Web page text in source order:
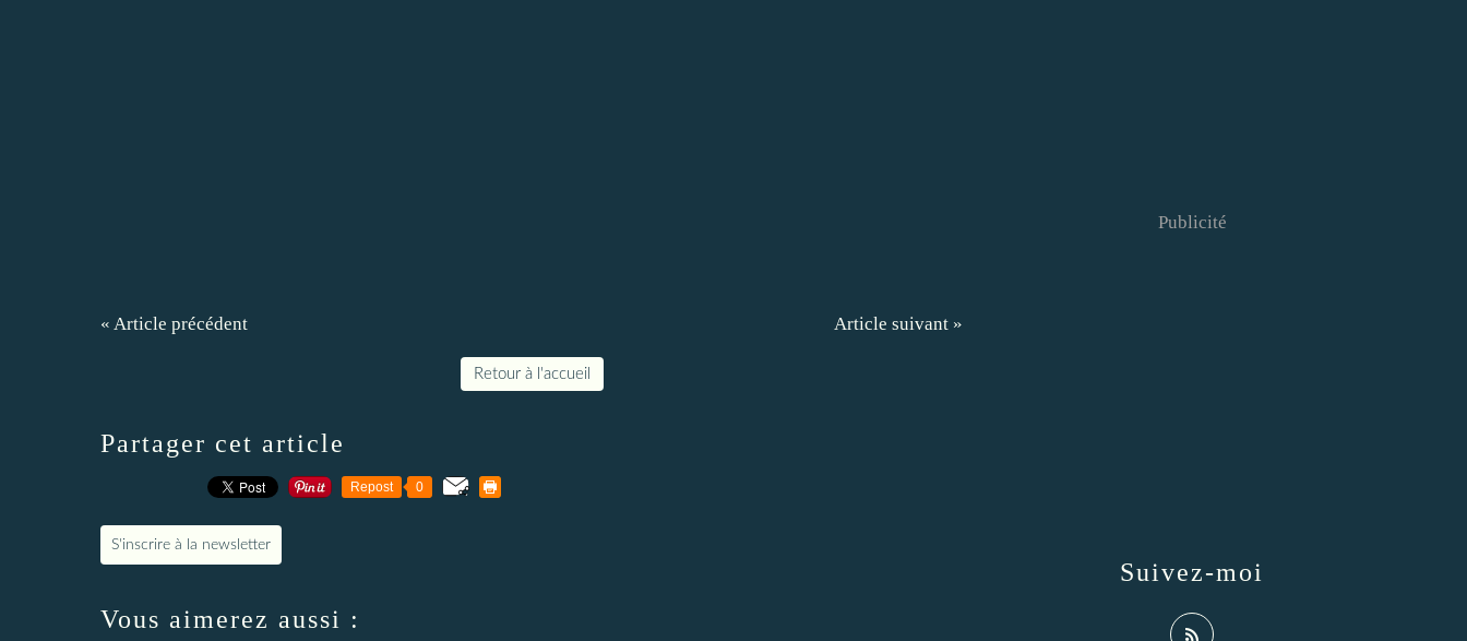
« Article précédent Article suivant »
Retour à l'accueil
Partager cet article
Repost 0
S'inscrire à la newsletter
Vous aimerez aussi :
Suivez-moi
Publicité